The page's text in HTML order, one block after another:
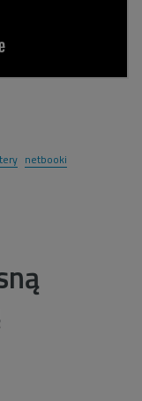
netbooki